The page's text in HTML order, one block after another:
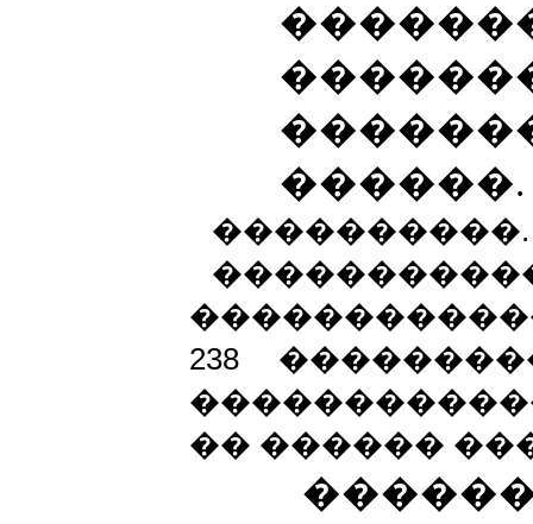
������.
����������.
238
�� ������